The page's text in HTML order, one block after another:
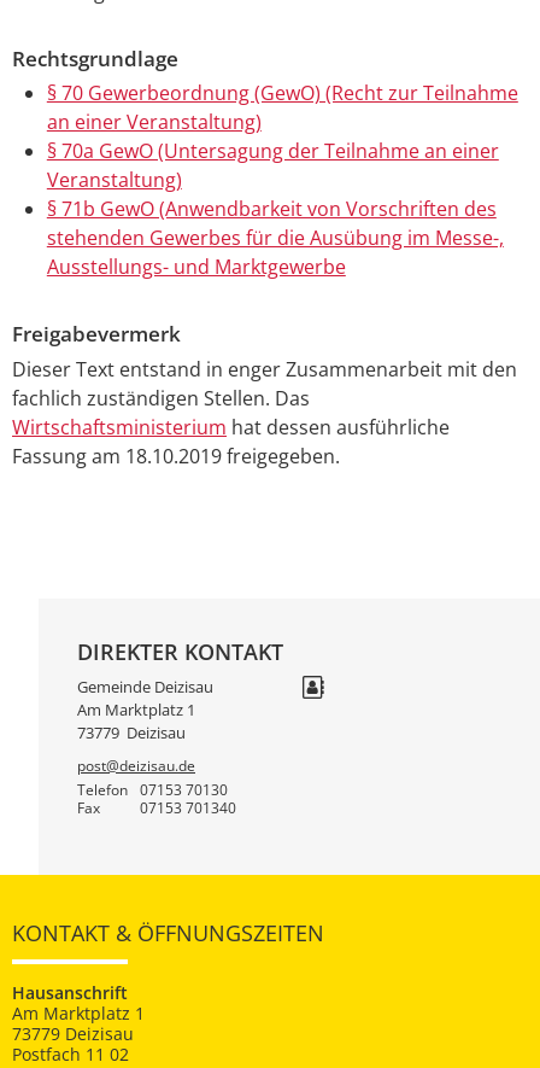
Rechtsgrundlage
§ 70 Gewerbeordnung (GewO) (Recht zur Teilnahme
an einer Veranstaltung)
§ 70a GewO (Untersagung der Teilnahme an einer
Veranstaltung)
§ 71b GewO (Anwendbarkeit von Vorschriften des
stehenden Gewerbes für die Ausübung im Messe-,
Ausstellungs- und Marktgewerbe
Freigabevermerk
Dieser Text entstand in enger Zusammenarbeit mit den
fachlich zuständigen Stellen. Das
Wirtschaftsministerium hat dessen ausführliche
Fassung am 18.10.2019 freigegeben.
DIREKTER KONTAKT
Gemeinde Deizisau
Am Marktplatz 1
73779 Deizisau
post@deizisau.de
Telefon
07153 70130
Fax 07153 701340
KONTAKT & ÖFFNUNGSZEITEN
Hausanschrift
Am Marktplatz 1
73779 Deizisau
Postfach 11 02